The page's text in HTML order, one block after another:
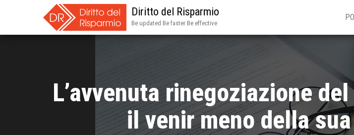
Diritto del Risparmio
Be updated Be faster Be effective
L’avvenuta rinegoziazione
il venir meno della